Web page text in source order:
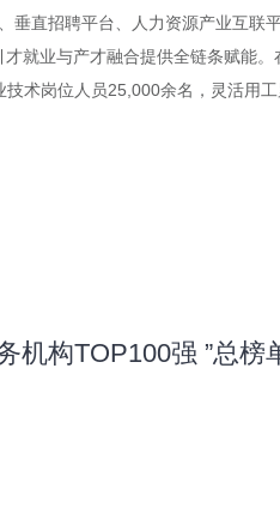
直招聘平台、人力资源产业互联
就业与产才融合提供全链条赋能
术岗位人员25,000余名，灵活用
机构TOP100强 ”总